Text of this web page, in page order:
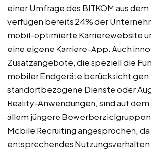
einer Umfrage des BITKOM aus dem
verfügen bereits 24% der
mobil-optimierte Karrierewebsite
eine eigene Karriere-App. Auch
Zusatzangebote, die speziell die
mobiler Endgeräte berücksichtigen,
standortbezogene Dienste oder
Reality-Anwendungen, sind auf dem
allem jüngere
Mobile Recruiting angesprochen, da
entsprechendes Nutzungsverhalten